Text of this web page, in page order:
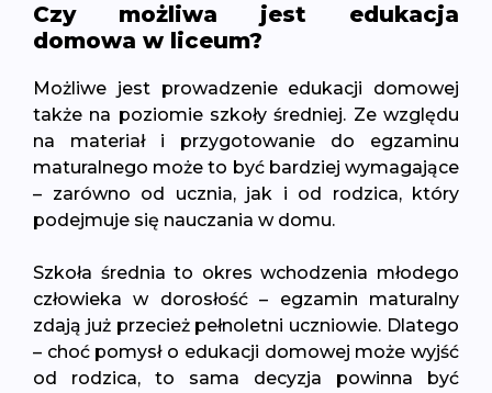
Czy możliwa jest edukacja
domowa w liceum?
Możliwe jest prowadzenie edukacji domowej
także na poziomie szkoły średniej. Ze względu
na materiał i przygotowanie do egzaminu
maturalnego może to być bardziej wymagające
– zarówno od ucznia, jak i od rodzica, który
podejmuje się nauczania w domu.
Szkoła średnia to okres wchodzenia młodego
człowieka w dorosłość – egzamin maturalny
zdają już przecież pełnoletni uczniowie. Dlatego
– choć pomysł o edukacji domowej może wyjść
od rodzica, to sama decyzja powinna być